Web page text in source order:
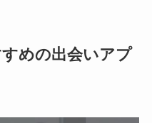
めの出会いアプ